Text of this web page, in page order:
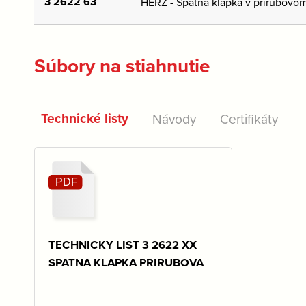
Súbory na stiahnutie
Technické listy Návody Certifikáty
TECHNICKY LIST 3 2622 XX
SPATNA KLAPKA PRIRUBOVA